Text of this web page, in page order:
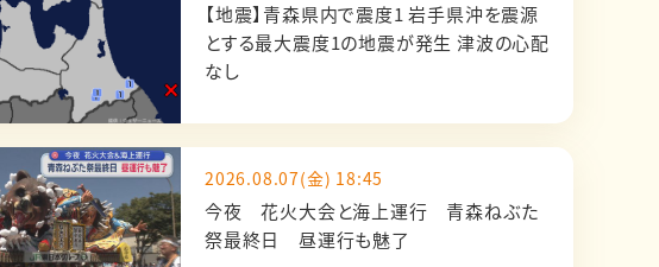
【地震】青森県内で震度1 岩手県沖を震源
とする最大震度1の地震が発生 津波の心配
なし
2026.08.07(金) 18:45
今夜 花火大会と海上運行 青森ねぶた
祭最終日 昼運行も魅了